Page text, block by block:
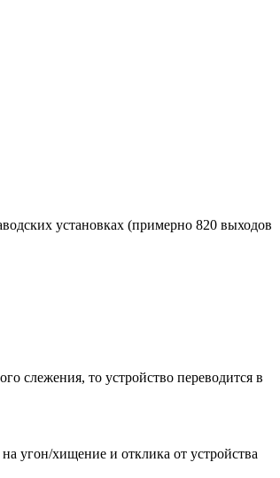
установках (примерно 820 выходов
слежения, то устройство переводится в
угон/хищение и отклика от устройства